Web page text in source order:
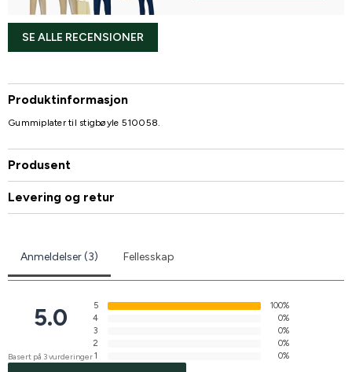
SE ALLE RECENSIONER
Produktinformasjon
Gummiplater til stigbøyle 510058.
Produsent
Levering og retur
Anmeldelser (3) Fellesskap
5.0
Basert på 3 vurderinger
5
100%
4
0%
3
0%
2
0%
1
0%